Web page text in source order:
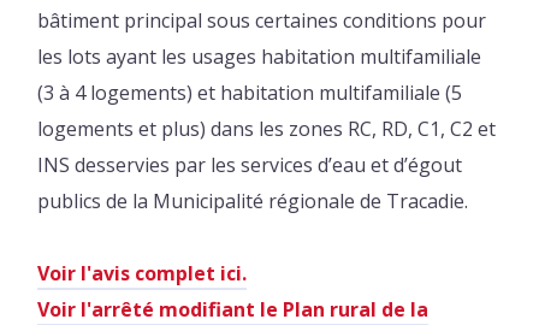
bâtiment principal sous certaines conditions pour
les lots ayant les usages habitation multifamiliale
(3 à 4 logements) et habitation multifamiliale (5
logements et plus) dans les zones RC, RD, C1, C2 et
INS desservies par les services d’eau et d’égout
publics de la Municipalité régionale de Tracadie.
Voir l'avis complet ici.
Voir l'arrêté modifiant le Plan rural de la